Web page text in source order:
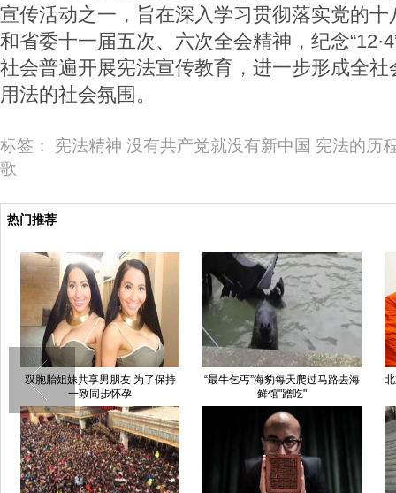
宣传活动之一，旨在深入学习贯彻落实党的
和省委十一届五次、六次全会精神，纪念
社会普遍开展宪法宣传教育，进一步形成全
用法的社会氛围。
标签： 宪法精神 没有共产党就没有新中国 宪法的历
歌
热门推荐
双胞胎姐妹共享男朋友 为了保持
一致同步怀孕
“最牛乞丐”海豹每天爬过马路去海
鲜馆"蹭吃"